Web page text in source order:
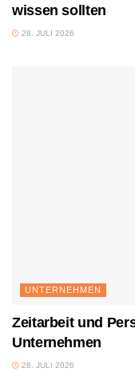
wissen sollten
28. JULI 2026
UNTERNEHMEN
Zeitarbeit und
Unternehmen
28. JULI 2026